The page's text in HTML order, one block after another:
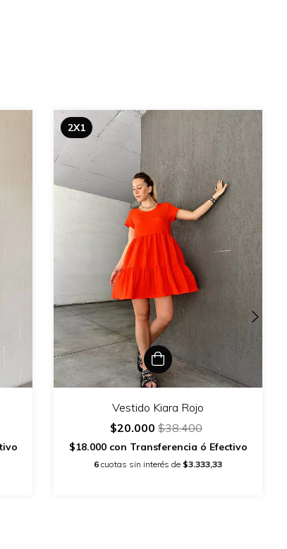
2X1
Vestido Kiara Rojo
$20.000 $38.400
$18.000 con Transferencia ó Efectivo
6 cuotas sin interés de $3.333,33